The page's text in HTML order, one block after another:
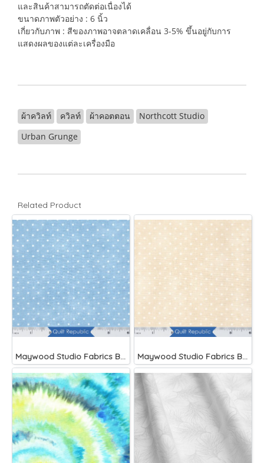
และสินค้าสามารถตัดต่อเนื่องได้
ขนาดภาพตัวอย่าง : 6 นิ้ว
เกี่ยวกับภาพ : สีของภาพอาจตลาดเคลื่อน 3-5% ขึ้นอยู่กับการ
แสดงผลของแต่ละเครื่องมือ
ผ้าควิลท์ ควิลท์ ผ้าคอตตอน
Northcott Studio
Urban Grunge
Related Product
Maywood Studio Fabrics Beautiful Basics Blue Maywood Studio Fabrics Beautiful Basics